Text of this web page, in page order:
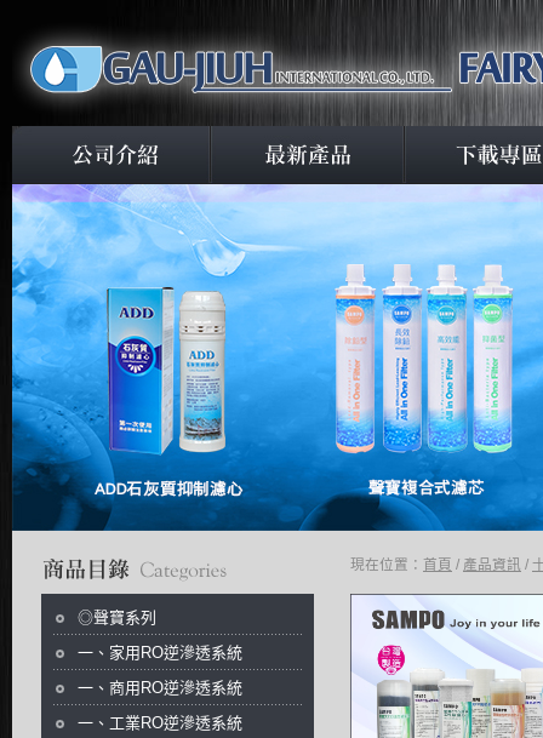
商品分類目錄
◎聲寶系列
一、家用RO逆滲透系統
一、商用RO逆滲透系統
一、工業RO逆滲透系統
現在位置： 首頁 / 產品資訊 /